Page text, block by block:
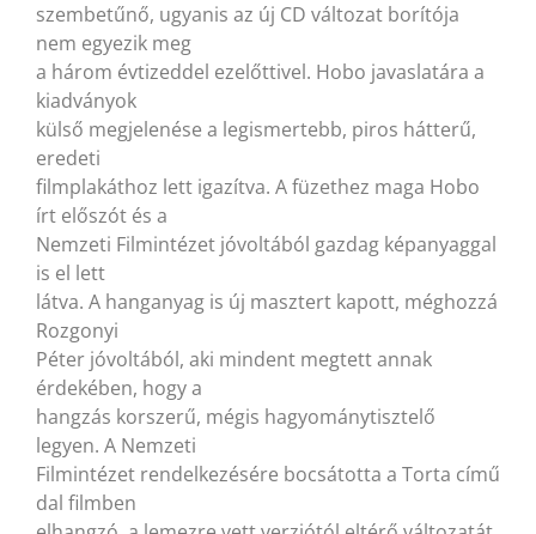
szembetűnő, ugyanis az új CD változat borítója
nem egyezik meg
a három évtizeddel ezelőttivel. Hobo javaslatára a
kiadványok
külső megjelenése a legismertebb, piros hátterű,
eredeti
filmplakáthoz lett igazítva. A füzethez maga Hobo
írt előszót és a
Nemzeti Filmintézet jóvoltából gazdag képanyaggal
is el lett
látva. A hanganyag is új masztert kapott, méghozzá
Rozgonyi
Péter jóvoltából, aki mindent megtett annak
érdekében, hogy a
hangzás korszerű, mégis hagyománytisztelő
legyen. A Nemzeti
Filmintézet rendelkezésére bocsátotta a Torta című
dal filmben